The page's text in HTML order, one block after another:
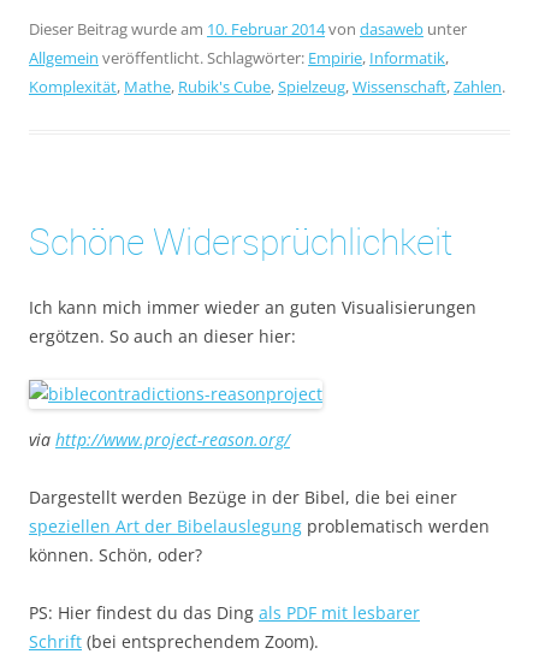
Dieser Beitrag wurde am 10. Februar 2014von dasaweb unter
Allgemein veröffentlicht. Schlagwörter: Empirie, Informatik,
Komplexität, Mathe, Rubik's Cube,Spielzeug,Wissenschaft,Zahlen.
Schöne Widersprüchlichkeit
Ich kann mich immer wieder an guten Visualisierungen
ergötzen. So auch an dieser hier:
via http://www.project-reason.org/
Dargestellt werden Bezüge in der Bibel, die bei einer
speziellen Art der Bibelauslegung problematisch werden
können. Schön, oder?
PS: Hier findest du das Ding als PDF mit lesbarer
Schrift (bei entsprechendem Zoom).